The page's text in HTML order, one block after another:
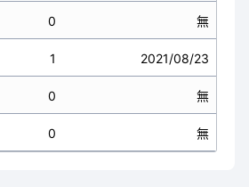
0 無
1 2021/08/23
0 無
0 無